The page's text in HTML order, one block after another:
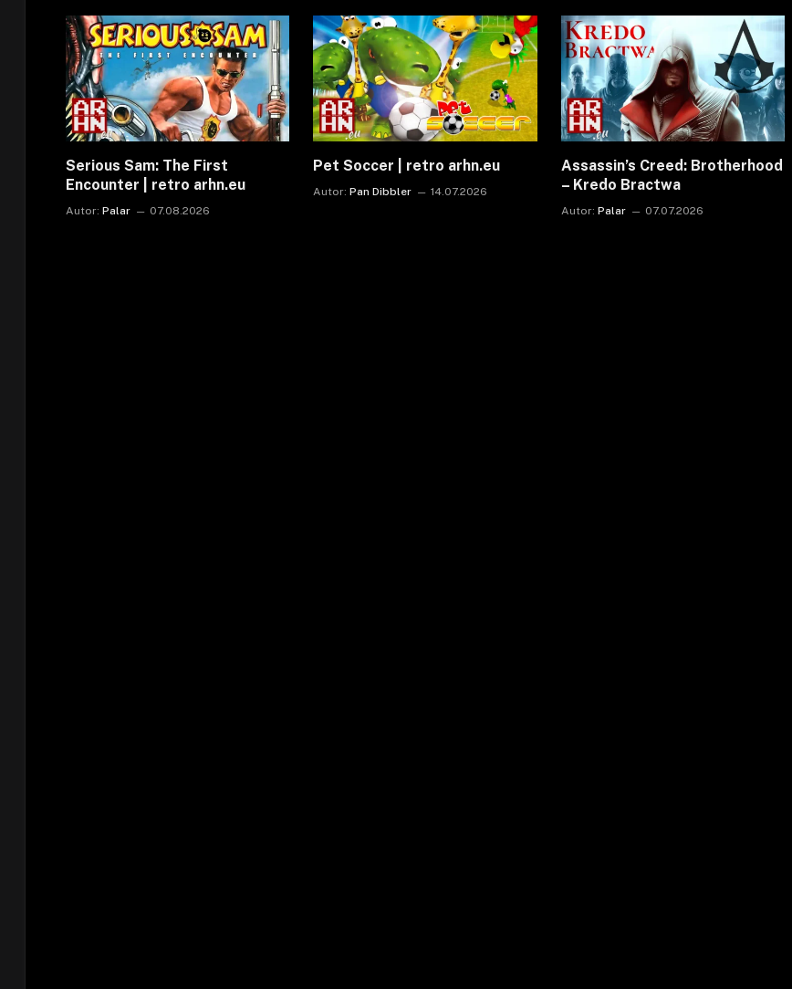
Serious Sam: The First
Encounter | retro arhn.eu
Autor: Palar 07.08.2026
Pet Soccer | retro arhn.eu
Autor: Pan Dibbler 14.07.2026
Assassin’s Creed: Brotherhood
– Kredo Bractwa
Autor: Palar 07.07.2026